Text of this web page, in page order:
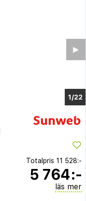
1/22
▶︎
Totalpris 11 528:-
5 764:-
läs mer